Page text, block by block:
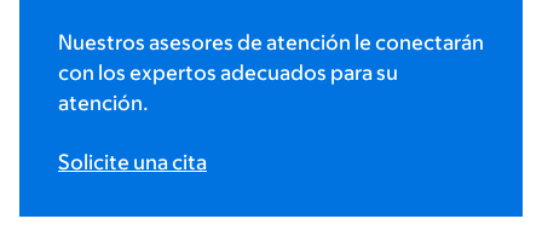
Nuestros asesores de atención le conectarán
con los expertos adecuados para su
atención.
Solicite una cita